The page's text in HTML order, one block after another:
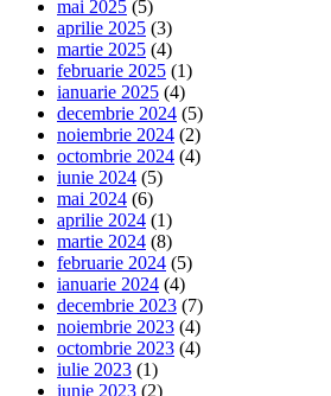
mai 2025 (5)
aprilie 2025 (3)
martie 2025 (4)
februarie 2025 (1)
ianuarie 2025 (4)
decembrie 2024 (5)
noiembrie 2024 (2)
octombrie 2024 (4)
iunie 2024 (5)
mai 2024 (6)
aprilie 2024 (1)
martie 2024 (8)
februarie 2024 (5)
ianuarie 2024 (4)
decembrie 2023 (7)
noiembrie 2023 (4)
octombrie 2023 (4)
iulie 2023 (1)
iunie 2023 (2)